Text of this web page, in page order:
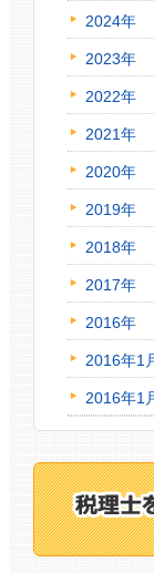
2024年
2023年
2022年
2021年
2020年
2019年
2018年
2017年
2016年
2016年1
2016年1